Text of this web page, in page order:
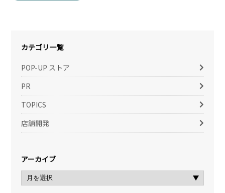
カテゴリ一覧
POP-UP ストア
PR
TOPICS
店舗開発
アーカイブ